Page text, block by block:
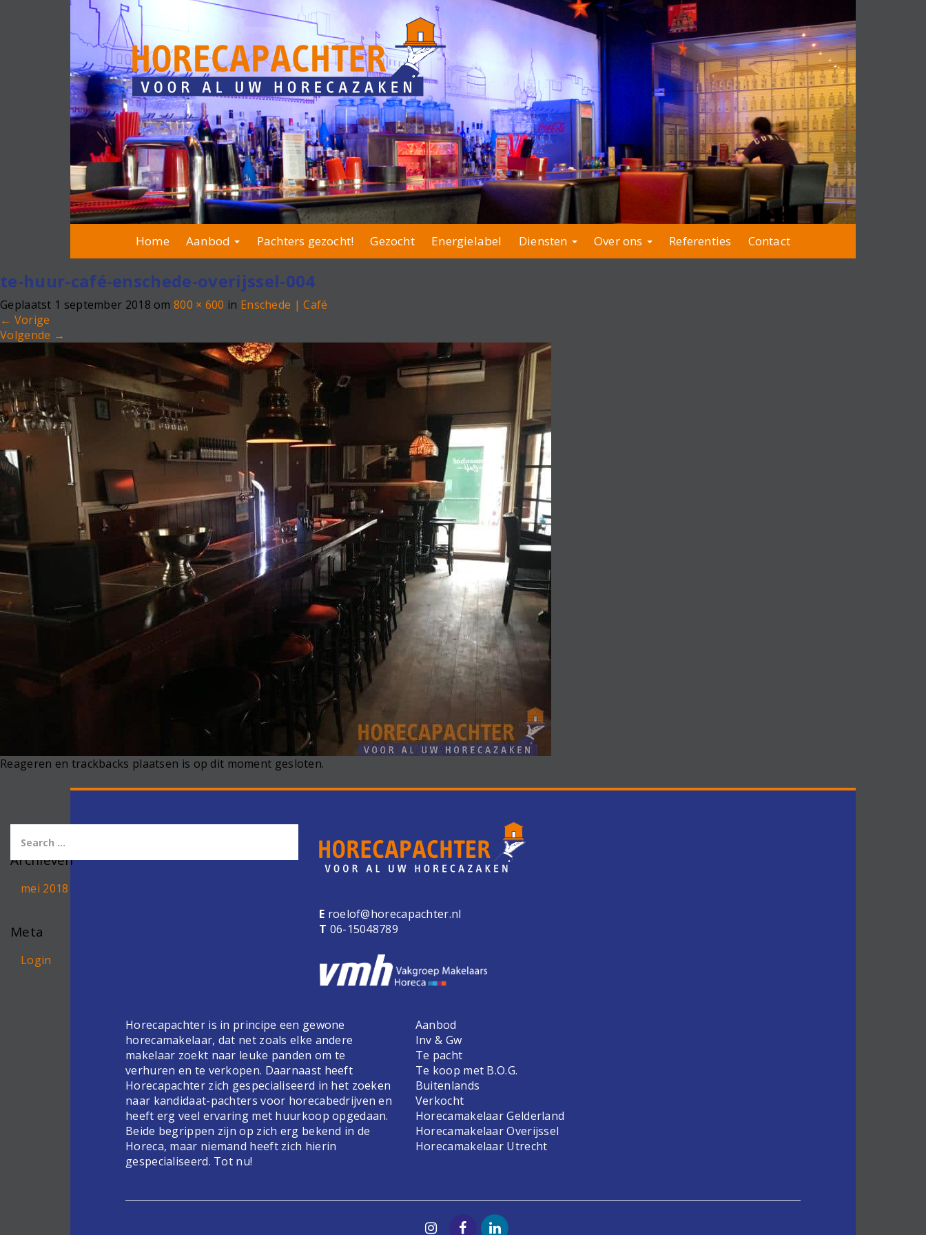
Home Aanbod Pachters gezocht! Gezocht Energielabel Diensten Over ons Referenties Contact
te-huur-café-enschede-overijssel-004
Geplaatst 1 september 2018 om800 × 600 in Enschede | Café
← Vorige
Volgende →
Reageren en trackbacks plaatsen is op dit moment gesloten.
Archieven
mei 2018
Meta
Login
E roelof@horecapachter.nl
T 06-15048789
Horecapachter is in principe een gewone
horecamakelaar, dat net zoals elke andere
makelaar zoekt naar leuke panden om te
verhuren en te verkopen. Daarnaast heeft
Horecapachter zich gespecialiseerd in het zoeken
naar kandidaat-pachters voor horecabedrijven en
heeft erg veel ervaring met huurkoop opgedaan.
Beide begrippen zijn op zich erg bekend in de
Horeca, maar niemand heeft zich hierin
gespecialiseerd. Tot nu!
Aanbod
Inv & Gw
Te pacht
Te koop met B.O.G.
Buitenlands
Verkocht
Horecamakelaar Gelderland
Horecamakelaar Overijssel
Horecamakelaar Utrecht